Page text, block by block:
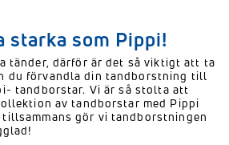
starka som Pippi!
tänder, därför är det så viktigt att ta
du förvandla din tandborstning till
tandborstar. Vi är så stolta att
av tandborstar med Pippi
gör vi tandborstningen